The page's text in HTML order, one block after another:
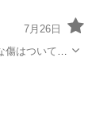
7月26日
はついてし